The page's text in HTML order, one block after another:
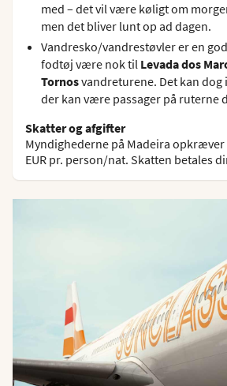
med – det vil være køligt om
men det bliver lunt op ad dagen.
Vandresko/vandrestøvler er en
fodtøj være nok til Levada dos
Tornosvandreturene. Det kan dog
der kan være passager på ruterne
Skatter og afgifter
Myndighederne på Madeira
EUR pr. person/nat. Skatten betales